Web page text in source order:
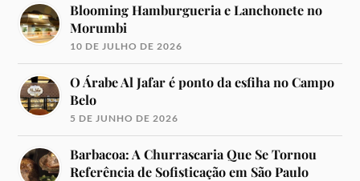
Blooming Hamburgueria e Lanchonete no
Morumbi
10 DE JULHO DE 2026
O Árabe Al Jafar é ponto da esfiha no Campo
Belo
5 DE JUNHO DE 2026
Barbacoa: A Churrascaria Que Se Tornou
Referência de Sofisticação em São Paulo